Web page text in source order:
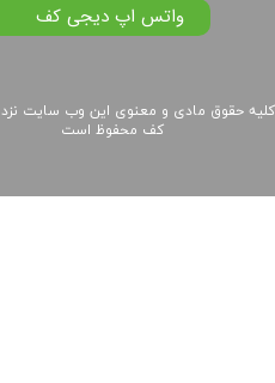
کلیه حقوق مادی و معنوی این وب سایت نزد
کف محفوظ است
واتس اپ دیجی کف